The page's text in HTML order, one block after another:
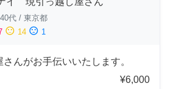
40代 / 東京都
sentiment_neutral 14 sentiment_dissatisfied 1
んがお手伝いいたします。
¥6,000